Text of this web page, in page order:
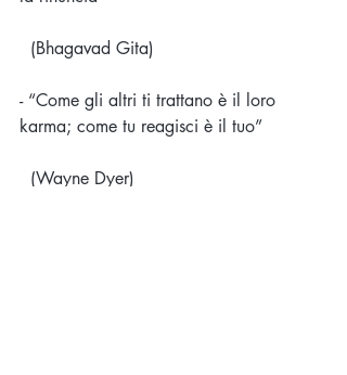
(Bhagavad Gita)
- “Come gli altri ti trattano è il loro
karma; come tu reagisci è il tuo”
(Wayne Dyer)